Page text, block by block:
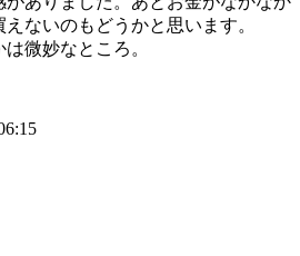
ないのもどうかと思います。
微妙なところ。